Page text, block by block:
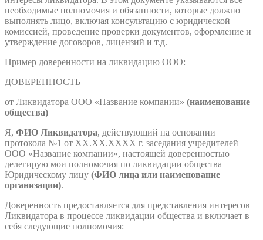
необходимые полномочия и обязанности, которые должно
выполнять лицо, включая консультацию с юридической
комиссией, проведение проверки документов, оформление и
утверждение договоров, лицензий и т.д.
Пример доверенности на ликвидацию ООО:
ДОВЕРЕННОСТЬ
от Ликвидатора ООО «Название компании» (наименование
общества)
Я, ФИО Ликвидатора, действующий на основании
протокола №1 от XX.XX.XXXX г. заседания учредителей
ООО «Название компании», настоящей доверенностью
делегирую мои полномочия по ликвидации общества
Юридическому лицу (ФИО лица или наименование
организации).
Доверенность предоставляется для представления интересов
Ликвидатора в процессе ликвидации общества и включает в
себя следующие полномочия: